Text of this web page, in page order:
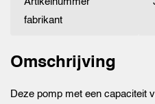
fabrikant
Omschrijving
Deze pomp met een capaciteit